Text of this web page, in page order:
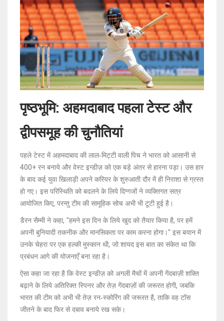
पृष्ठभूमि: अहमदाबाद पहला टेस्ट और
द्वीपसमूह की चुनौतियां
पहले टेस्ट में अहमदाबाद की लाल‑मिट्टी वाली पिच ने भारत को आसानी से
400+ रन बनाये और वेस्ट इन्डीज़ को एक बड़े अंतर से हारना पड़ा। उस हार
के बाद कई युवा खिलाड़ी अपने करियर के शुरुआती दौर में ही निराशा से ग्रस्त
हो गए। इस परिस्थिति को बदलने के लिये दिग्गजों ने व्यक्तिगत सत्र
आयोजित किए, परन्तु टीम की सामूहिक सोच अभी भी टूटी हुई है।
डैरन सैम्मी ने कहा, "हमने इस दिन के लिये खुद को तैयार किया है, पर हमें
अपनी बुनियादी तकनीक और मानसिकता पर काम करना होगा।" इस बयान में
उनके चेहरा पर एक हल्की मुस्कान थी, जो शायद इस बात का संकेत था कि
प्रबंधन आगे की योजनाएँ बना रहा है।
ऐसा कहा जा रहा है कि वेस्ट इन्डीज़ को अगली मैचों में अपनी गेंदबाज़ी शक्ति
बढ़ाने के लिये अतिरिक्त स्पिनर और तेज़ गेंदबाज़ों की जरूरत होगी, जबकि
भारत की टीम को अभी भी तेज़ रन‑स्कोरिंग की जरूरत है, ताकि वह टॉस
जीतने के बाद फिर से दबाव बनाये रख सके।